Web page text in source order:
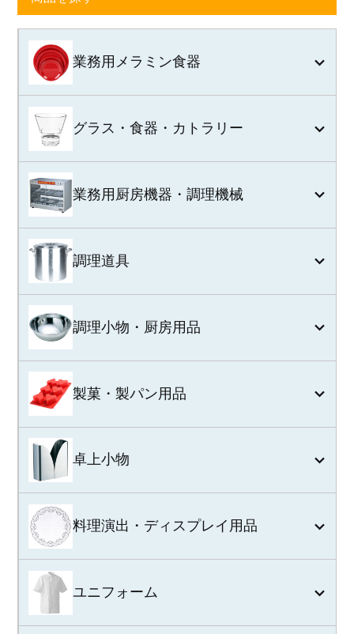
業務用メラミン食器
グラス・食器・カトラリー
業務用厨房機器・調理機械
調理道具
調理小物・厨房用品
製菓・製パン用品
卓上小物
料理演出・ディスプレイ用品
ユニフォーム